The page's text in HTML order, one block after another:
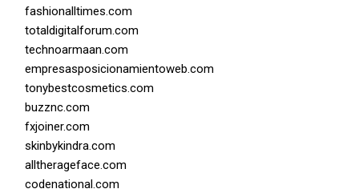
fashionalltimes.com
totaldigitalforum.com
technoarmaan.com
empresasposicionamientoweb.com
tonybestcosmetics.com
buzznc.com
fxjoiner.com
skinbykindra.com
alltherageface.com
codenational.com